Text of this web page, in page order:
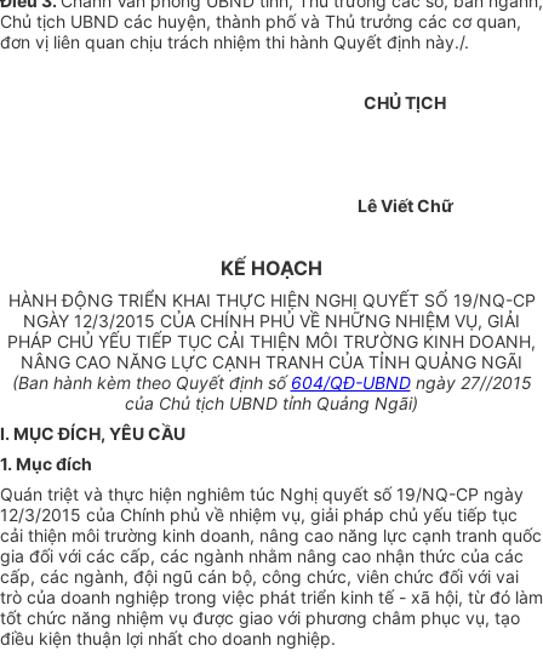
Chủ tịch UBND các huyện, thành phố và Thủ trưởng các cơ quan,
đơn vị liên quan chịu trách nhiệm thi hành Quyết định này./.
CHỦ TỊCH
Lê Viết Chữ
KẾ HOẠCH
HÀNH ĐỘNG TRIỂN KHAI THỰC HIỆN NGHỊ QUYẾT SỐ 19/NQ-CP
NGÀY 12/3/2015 CỦA CHÍNH PHỦ VỀ NHỮNG NHIỆM VỤ, GIẢI
PHÁP CHỦ YẾU TIẾP TỤC CẢI THIỆN MÔI TRƯỜNG KINH DOANH,
NÂNG CAO NĂNG LỰC CẠNH TRANH CỦA TỈNH QUẢNG NGÃI
(Ban hành kèm theo Quyết định số604/QĐ-UBNDngày 27//2015
của Chủ tịch UBND tỉnh Quảng Ngãi)
I. MỤC ĐÍCH, YÊU CẦU
1. Mục đích
Quán triệt và thực hiện nghiêm túc Nghị quyết số 19/NQ-CP ngày
12/3/2015 của Chính phủ về nhiệm vụ, giải pháp chủ yếu tiếp tục
cải thiện môi trường kinh doanh, nâng cao năng lực cạnh tranh quốc
gia đối với các cấp, các ngành nhằm nâng cao nhận thức của các
cấp, các ngành, đội ngũ cán bộ, công chức, viên chức đối với vai
trò của doanh nghiệp trong việc phát triển kinh tế - xã hội, từ đó làm
tốt chức năng nhiệm vụ được giao với phương châm phục vụ, tạo
điều kiện thuận lợi nhất cho doanh nghiệp.